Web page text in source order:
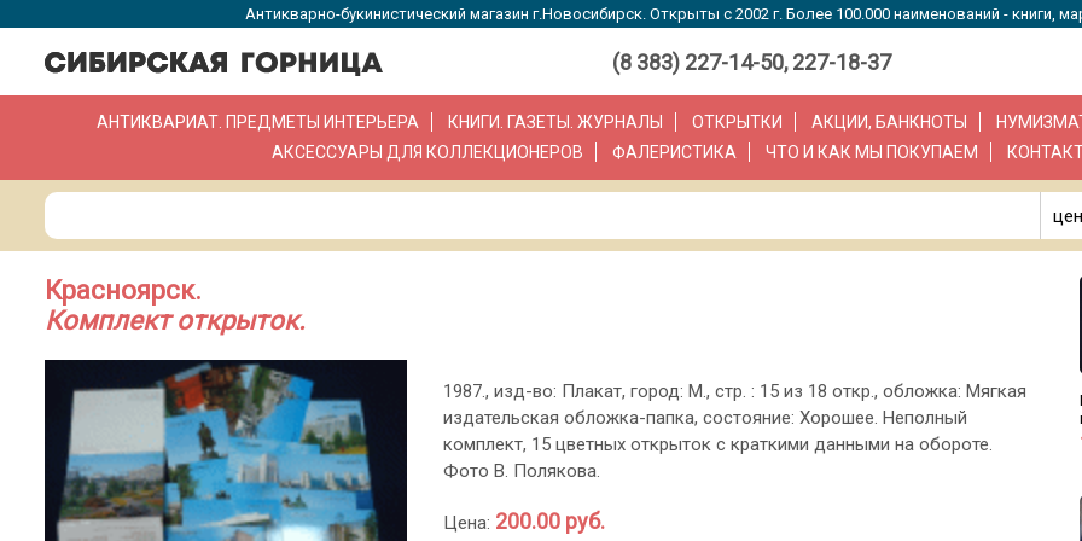
Антикварно-букинистический магазин г.Новосибирск. Открыты с 2002 г. Более 100.000 наименований - книги,
(8 383) 227-14-50, 227-18-37
АНТИКВАРИАТ. ПРЕДМЕТЫ ИНТЕРЬЕРА КНИГИ. ГАЗЕТЫ. ЖУРНАЛЫ ОТКРЫТКИ АКЦИИ, БАНКНОТЫ
АКСЕССУАРЫ ДЛЯ КОЛЛЕКЦИОНЕРОВ
ФАЛЕРИСТИКА ЧТО И КАК МЫ ПОКУПАЕМ
Красноярск.
Комплект открыток.
1987., изд-во: Плакат, город: М., стр. : 15 из 18 откр., обложка: Мягкая
издательская обложка-папка, состояние: Хорошее. Неполный
комплект, 15 цветных открыток с краткими данными на обороте.
Фото В. Полякова.
Цена: 200.00 руб.